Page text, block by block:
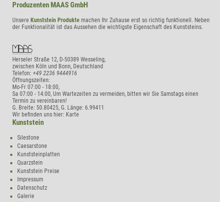
ProduzentenMAAS GmbH
Unsere Kunststein Produkte machen Ihr Zuhause erst so richtig funktionell. Neben
der Funktionalität ist das Aussehen die wichtigste Eigenschaft des Kunststeins.
Herseler Straße 12, D-50389 Wesseling,
zwischen Köln und Bonn, Deutschland
Telefon: +49 2236 9444916
Öffnungszeiten:
Mo-Fr 07:00 - 18:00,
Sa 07:00 - 14:00, Um Wartezeiten zu vermeiden, bitten wir Sie Samstags einen
Termin zu vereinbaren!
G. Breite: 50.80425, G. Länge: 6.99411
Wir befinden uns hier: Karte
Kunststein
Silestone
Caesarstone
Kunststeinplatten
Quarzstein
Kunststein Preise
Impressum
Datenschutz
Galerie